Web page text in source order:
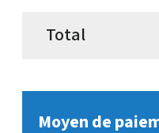
Total
Moyen de